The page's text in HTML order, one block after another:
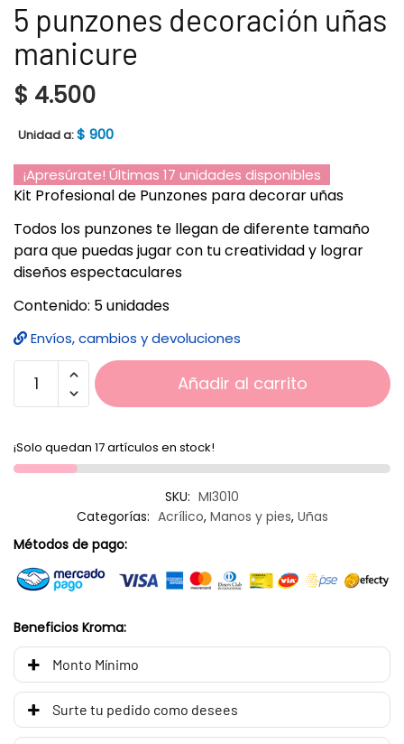
5 punzones decoración uñas
manicure
$ 4.500
Unidad a:$ 900
¡Apresúrate! Últimas 17 unidades disponibles
Kit Profesional de Punzones para decorar uñas
Todos los punzones te llegan de diferente tamaño
para que puedas jugar con tu creatividad y lograr
diseños espectaculares
Contenido: 5 unidades
Envíos, cambios y devoluciones
Añadir al carrito
¡Solo quedan 17 artículos en stock!
SKU: MI3010
Categorías: Acrílico, Manos y pies, Uñas
Métodos de pago:
Beneficios Kroma:
Monto Mínimo
Surte tu pedido como desees